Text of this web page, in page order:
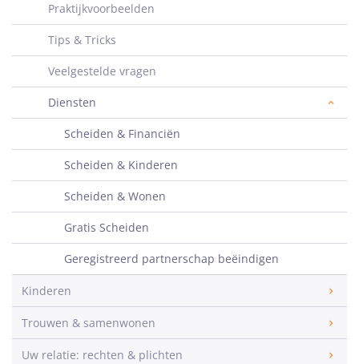
Praktijkvoorbeelden
Tips & Tricks
Veelgestelde vragen
Diensten
Scheiden & Financiën
Scheiden & Kinderen
Scheiden & Wonen
Gratis Scheiden
Geregistreerd partnerschap beëindigen
Kinderen
Trouwen & samenwonen
Uw relatie: rechten & plichten